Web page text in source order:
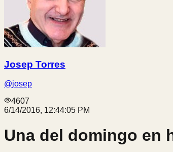
Josep Torres
@josep
4607
6/14/2016, 12:44:05 PM
Una del domingo en